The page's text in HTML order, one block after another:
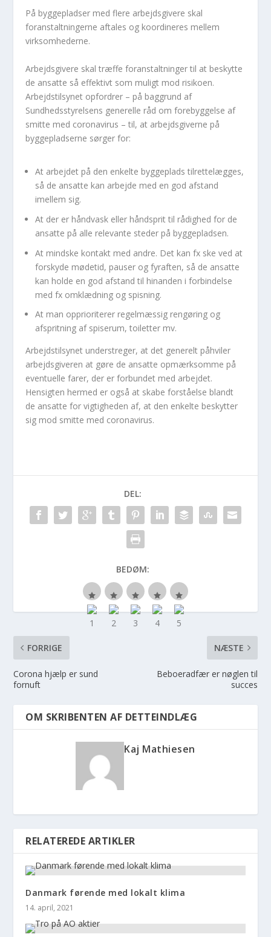
På byggepladser med flere arbejdsgivere skal
foranstaltningerne aftales og koordineres mellem
virksomhederne.
Arbejdsgivere skal træffe foranstaltninger til at beskytte
de ansatte så effektivt som muligt mod risikoen.
Arbejdstilsynet opfordrer – på baggrund af
Sundhedsstyrelsens generelle råd om forebyggelse af
smitte med coronavirus – til, at arbejdsgiverne på
byggepladserne sørger for:
At arbejdet på den enkelte byggeplads tilrettelægges,
så de ansatte kan arbejde med en god afstand
imellem sig.
At der er håndvask eller håndsprit til rådighed for de
ansatte på alle relevante steder på byggepladsen.
At mindske kontakt med andre. Det kan fx ske ved at
forskyde mødetid, pauser og fyraften, så de ansatte
kan holde en god afstand til hinanden i forbindelse
med fx omklædning og spisning.
At man opprioriterer regelmæssig rengøring og
afspritning af spiserum, toiletter mv.
Arbejdstilsynet understreger, at det generelt påhviler
arbejdsgiveren at gøre de ansatte opmærksomme på
eventuelle farer, der er forbundet med arbejdet.
Hensigten hermed er også at skabe forståelse blandt
de ansatte for vigtigheden af, at den enkelte beskytter
sig mod smitte med coronavirus.
DEL:
BEDØM:
FORRIGE
Corona hjælp er sund
fornuft
NÆSTE
Beboeradfær er nøglen til
succes
OM SKRIBENTEN AF DETTEINDLÆG
Kaj Mathiesen
RELATEREDE ARTIKLER
Danmark førende med lokalt klima
14. april, 2021